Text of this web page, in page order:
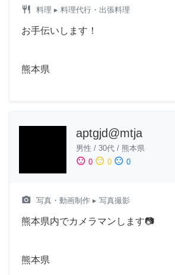
restaurant 料理 ▸ 料理代行・出張料理
お手伝いします！
熊本県
aptgjd@mtja
男性 / 30代 / 熊本県
sentiment_satisfied 0 sentiment_neutral 0 sentiment_dissatisfied 0
camera_alt 写真・動画制作 ▸ 写真撮影
熊本県内でカメラマンします📷
熊本県